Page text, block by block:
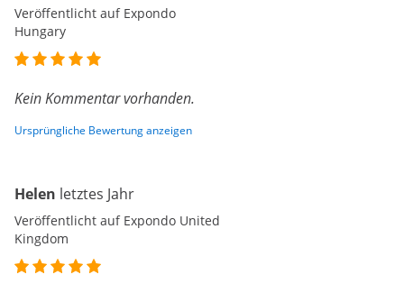
Veröffentlicht auf Expondo
Hungary
Kein Kommentar vorhanden.
Ursprüngliche Bewertung anzeigen
Helen letztes Jahr
Veröffentlicht auf Expondo United
Kingdom